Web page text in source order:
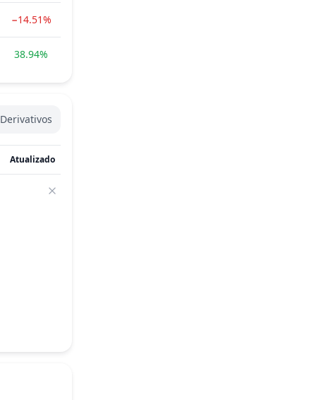
−14.51%
38.94%
Derivativos
Atualizado